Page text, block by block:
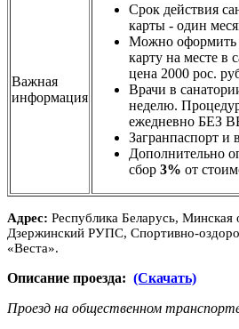
Важная
информация
Cрок действия
карты - один
Можно оформить
карту на месте в
цена 2000 рос.
Врачи в
неделю.
ежедневно
Загранпаспорт и
Дополнительно
сбор 3% от
Адрес: Республика Беларусь, Минская
Дзержинский РУПС, Спортивно-
«Веста».
Описание проезда: (Скачать)
Проезд на общественном